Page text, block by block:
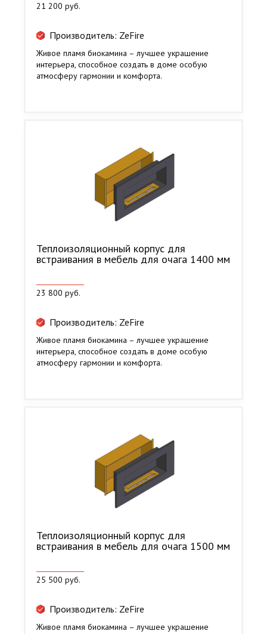
21 200 руб.
Производитель: ZeFire
Живое пламя биокамина – лучшее украшение
интерьера, способное создать в доме особую
атмосферу гармонии и комфорта.
Теплоизоляционный корпус для
встраивания в мебель для очага 1400 мм
23 800 руб.
Производитель: ZeFire
Живое пламя биокамина – лучшее украшение
интерьера, способное создать в доме особую
атмосферу гармонии и комфорта.
Теплоизоляционный корпус для
встраивания в мебель для очага 1500 мм
25 500 руб.
Производитель: ZeFire
Живое пламя биокамина – лучшее украшение